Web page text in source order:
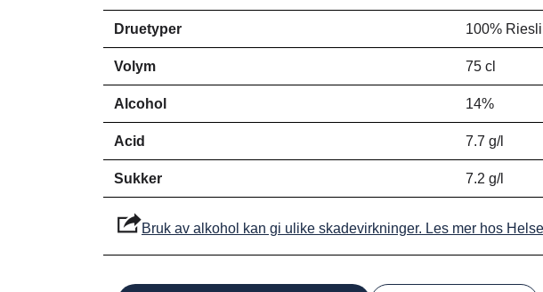
Druetyper 100%
Volym 75 cl
Alcohol 14%
Acid 7.7 g/l
Sukker 7.2 g/l
Bruk av alkohol kan gi ulike skadevirkninger. Les mer hos